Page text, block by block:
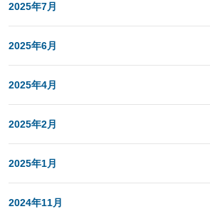
2025年7月
2025年6月
2025年4月
2025年2月
2025年1月
2024年11月